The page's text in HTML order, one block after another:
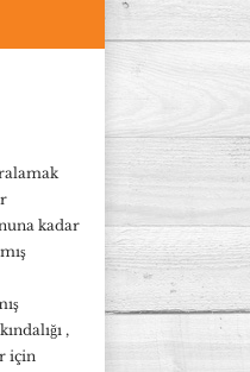
kadar
,
için